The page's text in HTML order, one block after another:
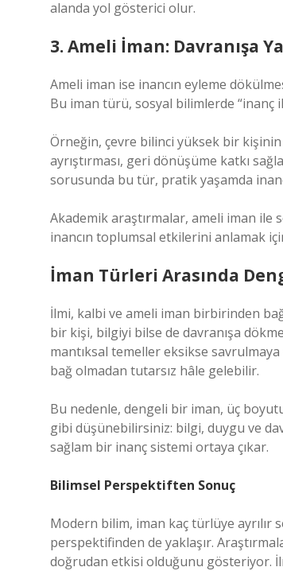
alanda yol gösterici olur.
3. Ameli İman: Davranışa
Ameli iman ise inancın eyleme
Bu iman türü, sosyal bilimlerde “inanç
Örneğin, çevre bilinci yüksek bir
ayrıştırması, geri dönüşüme katkı
sorusunda bu tür, pratik yaşamda
Akademik araştırmalar, ameli iman
inancın toplumsal etkilerini anlamak
İman Türleri Arasında
İlmi, kalbi ve ameli iman birbirinden
bir kişi, bilgiyi bilse de davranışa
mantıksal temeller eksikse
bağ olmadan tutarsız hâle gelebilir.
Bu nedenle, dengeli bir iman, üç
gibi düşünebilirsiniz: bilgi, duygu ve
sağlam bir inanç sistemi ortaya çıkar.
Bilimsel Perspektiften Sonuç
Modern bilim, iman kaç türlüye
perspektifinden de yaklaşır.
doğrudan etkisi olduğunu gösteriyor.